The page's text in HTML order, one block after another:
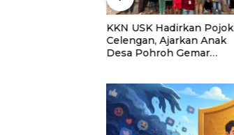
KKN USK Hadirkan Pojok
Celengan, Ajarkan Anak
Desa Pohroh Gemar